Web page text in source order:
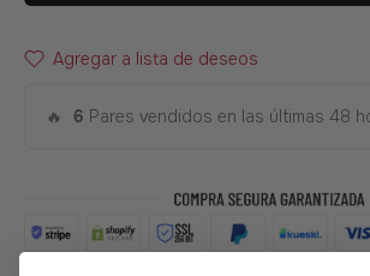
Agregar a lista de deseos
🔥 6 Pares vendidos en las últimas 48